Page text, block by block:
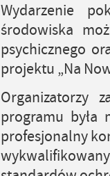
Wydarzenie
środowiska
psychicznego
projektu „Na
Organizatorzy
programu była
profesjonalny